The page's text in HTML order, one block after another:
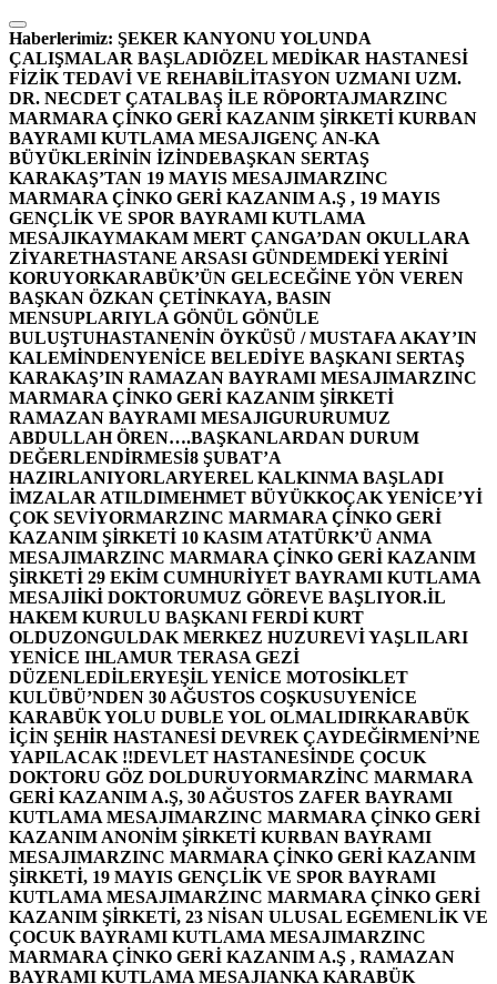
İçeriğe
atla
Haberlerimiz: ŞEKER KANYONU YOLUNDA
ÇALIŞMALAR BAŞLADIÖZEL MEDİKAR HASTANESİ
FİZİK TEDAVİ VE REHABİLİTASYON UZMANI UZM.
DR. NECDET ÇATALBAŞ İLE RÖPORTAJMARZINC
MARMARA ÇİNKO GERİ KAZANIM ŞİRKETİ KURBAN
BAYRAMI KUTLAMA MESAJIGENÇ AN-KA
BÜYÜKLERİNİN İZİNDEBAŞKAN SERTAŞ
KARAKAŞ’TAN 19 MAYIS MESAJIMARZINC
MARMARA ÇİNKO GERİ KAZANIM A.Ş , 19 MAYIS
GENÇLİK VE SPOR BAYRAMI KUTLAMA
MESAJIKAYMAKAM MERT ÇANGA’DAN OKULLARA
ZİYARETHASTANE ARSASI GÜNDEMDEKİ YERİNİ
KORUYORKARABÜK’ÜN GELECEĞİNE YÖN VEREN
BAŞKAN ÖZKAN ÇETİNKAYA, BASIN
MENSUPLARIYLA GÖNÜL GÖNÜLE
BULUŞTUHASTANENİN ÖYKÜSÜ / MUSTAFA AKAY’IN
KALEMİNDENYENİCE BELEDİYE BAŞKANI SERTAŞ
KARAKAŞ’IN RAMAZAN BAYRAMI MESAJIMARZINC
MARMARA ÇİNKO GERİ KAZANIM ŞİRKETİ
RAMAZAN BAYRAMI MESAJIGURURUMUZ
ABDULLAH ÖREN….BAŞKANLARDAN DURUM
DEĞERLENDİRMESİ8 ŞUBAT’A
HAZIRLANIYORLARYEREL KALKINMA BAŞLADI
İMZALAR ATILDIMEHMET BÜYÜKKOÇAK YENİCE’Yİ
ÇOK SEVİYORMARZINC MARMARA ÇİNKO GERİ
KAZANIM ŞİRKETİ 10 KASIM ATATÜRK’Ü ANMA
MESAJIMARZINC MARMARA ÇİNKO GERİ KAZANIM
ŞİRKETİ 29 EKİM CUMHURİYET BAYRAMI KUTLAMA
MESAJIİKİ DOKTORUMUZ GÖREVE BAŞLIYOR.İL
HAKEM KURULU BAŞKANI FERDİ KURT
OLDUZONGULDAK MERKEZ HUZUREVİ YAŞLILARI
YENİCE IHLAMUR TERASA GEZİ
DÜZENLEDİLERYEŞİL YENİCE MOTOSİKLET
KULÜBÜ’NDEN 30 AĞUSTOS COŞKUSUYENİCE
KARABÜK YOLU DUBLE YOL OLMALIDIRKARABÜK
İÇİN ŞEHİR HASTANESİ DEVREK ÇAYDEĞİRMENİ’NE
YAPILACAK !!DEVLET HASTANESİNDE ÇOCUK
DOKTORU GÖZ DOLDURUYORMARZİNC MARMARA
GERİ KAZANIM A.Ş, 30 AĞUSTOS ZAFER BAYRAMI
KUTLAMA MESAJIMARZINC MARMARA ÇİNKO GERİ
KAZANIM ANONİM ŞİRKETİ KURBAN BAYRAMI
MESAJIMARZINC MARMARA ÇİNKO GERİ KAZANIM
ŞİRKETİ, 19 MAYIS GENÇLİK VE SPOR BAYRAMI
KUTLAMA MESAJIMARZINC MARMARA ÇİNKO GERİ
KAZANIM ŞİRKETİ, 23 NİSAN ULUSAL EGEMENLİK VE
ÇOCUK BAYRAMI KUTLAMA MESAJIMARZINC
MARMARA ÇİNKO GERİ KAZANIM A.Ş , RAMAZAN
BAYRAMI KUTLAMA MESAJIANKA KARABÜK